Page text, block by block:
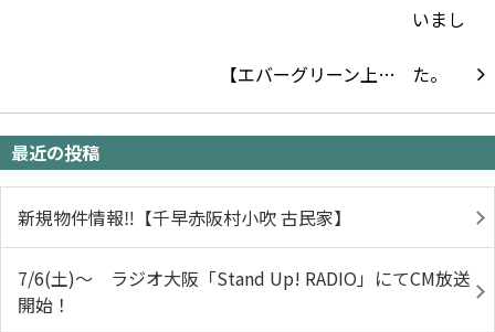
【エバーグリーン上…
最近の投稿
新規物件情報‼【千早赤阪村小吹 古民家】
7/6(土)～ ラジオ大阪「Stand Up! RADIO」にてCM放送
開始！